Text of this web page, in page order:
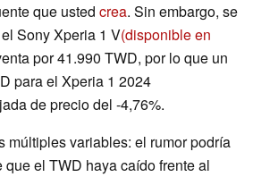
que usted crea. Sin embargo, se
Sony Xperia 1 V(disponible en
por 41.990 TWD, por lo que un
para el Xperia 1 2024
de precio del -4,76%.
múltiples variables: el rumor podría
el TWD haya caído frente al